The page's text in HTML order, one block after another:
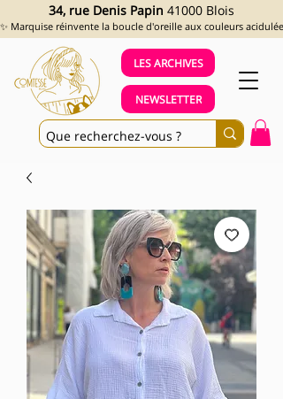
LES ARCHIVES
NEWSLETTER
34, rue Denis Papin 41000 Blois
✨ Marquise réinvente la boucle d'oreille aux couleurs